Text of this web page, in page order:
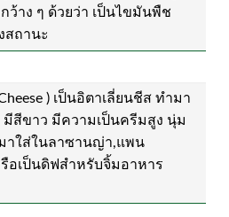
ว้าง ๆ ด้วยว่า เป็นไขมันพืช
สถานะ
) เป็นอิตาเลี่ยนชีส ทำมา
สีขาว มีความเป็นครีมสูง นุ่ม
าใส่ในลาซานญ่า,แพน
อเป็นดิฟสำหรับจิ้มอาหาร